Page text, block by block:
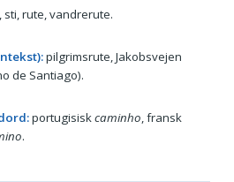
rute, vandrerute.
pilgrimsrute, Jakobsvejen
de Santiago).
portugisiskcaminho , fransk
.